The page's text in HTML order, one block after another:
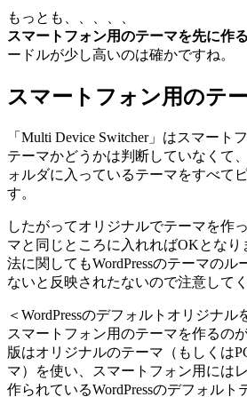
もっとも、、、、、
スマートフォン用のテーマを先に作る
ードルが少し高いのは確かですね。
スマートフォン用のテ
「Multi Device Switcher」はスマート
テーマかどうかは判断していなくて
ォルダに入っているテーマをすべて
す。
したがってオリジナルでテーマを作
マと同じところに入れればOKとな
法に関してもWordPressのテーマの
ないと反映されたないので注意してく
＜WordPressのデフォルトオリジナル
スマートフォン用のテーマを作るの
版はオリジナルのテーマ（もしくは
マ）を使い、スマートフォン用には
作られているWordPressのデフォルト